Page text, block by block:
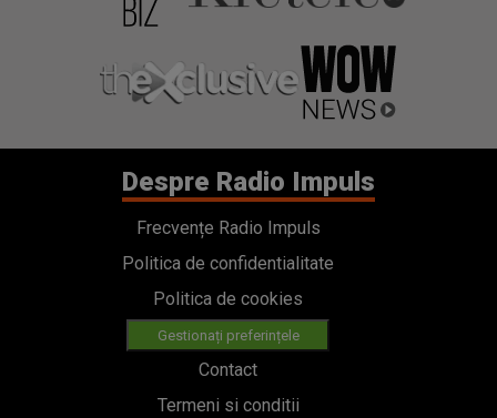
Despre Radio Impuls
Frecvențe Radio Impuls
Politica de confidentialitate
Politica de cookies
Gestionați preferințele
Contact
Termeni si conditii